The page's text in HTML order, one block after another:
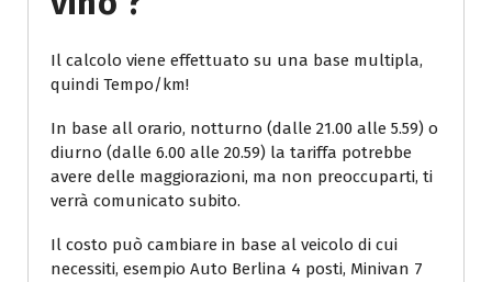
Il calcolo viene effettuato su una base multipla,
quindi Tempo/km!
In base all orario, notturno (dalle 21.00 alle 5.59) o
diurno (dalle 6.00 alle 20.59) la tariffa potrebbe
avere delle maggiorazioni, ma non preoccuparti, ti
verrà comunicato subito.
Il costo può cambiare in base al veicolo di cui
necessiti, esempio Auto Berlina 4 posti, Minivan 7